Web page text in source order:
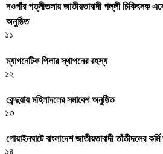
নওগাঁর পত্নীতলায় জাতীয়তাবাদী পল্লী চিকিৎসক
অনুষ্ঠিত
১১
ম্যাগনেটিক পিলার স্থাপনের রহস্য
১২
কেন্দুয়ায় মহিলাদলের সমাবেশ অনুষ্ঠিত
১৩
গোয়াইনঘাটে বাংলাদেশ জাতীয়তাবাদী তাঁতীদলের
১৪